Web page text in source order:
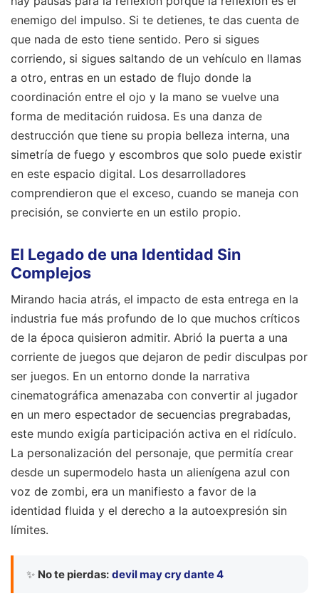
enemigo del impulso. Si te detienes, te das cuenta de
que nada de esto tiene sentido. Pero si sigues
corriendo, si sigues saltando de un vehículo en llamas
a otro, entras en un estado de flujo donde la
coordinación entre el ojo y la mano se vuelve una
forma de meditación ruidosa. Es una danza de
destrucción que tiene su propia belleza interna, una
simetría de fuego y escombros que solo puede existir
en este espacio digital. Los desarrolladores
comprendieron que el exceso, cuando se maneja con
precisión, se convierte en un estilo propio.
El Legado de una Identidad Sin
Complejos
Mirando hacia atrás, el impacto de esta entrega en la
industria fue más profundo de lo que muchos críticos
de la época quisieron admitir. Abrió la puerta a una
corriente de juegos que dejaron de pedir disculpas por
ser juegos. En un entorno donde la narrativa
cinematográfica amenazaba con convertir al jugador
en un mero espectador de secuencias pregrabadas,
este mundo exigía participación activa en el ridículo.
La personalización del personaje, que permitía crear
desde un supermodelo hasta un alienígena azul con
voz de zombi, era un manifiesto a favor de la
identidad fluida y el derecho a la autoexpresión sin
límites.
✨ No te pierdas: devil may cry dante 4